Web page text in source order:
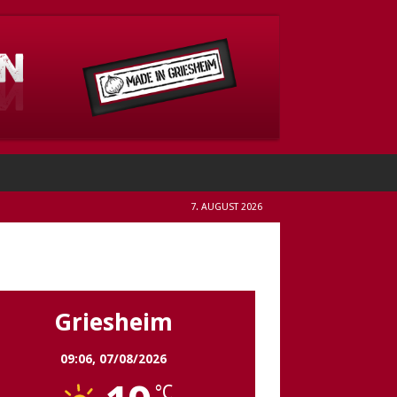
7. AUGUST 2026
Griesheim
09:06, 07/08/2026
°C